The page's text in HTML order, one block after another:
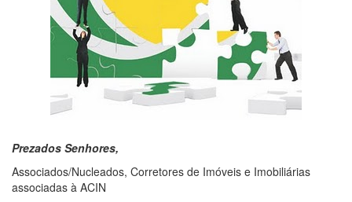
Prezados Senhores,
Associados/Nucleados, Corretores de Imóveis e Imobiliárias
associadas à ACIN